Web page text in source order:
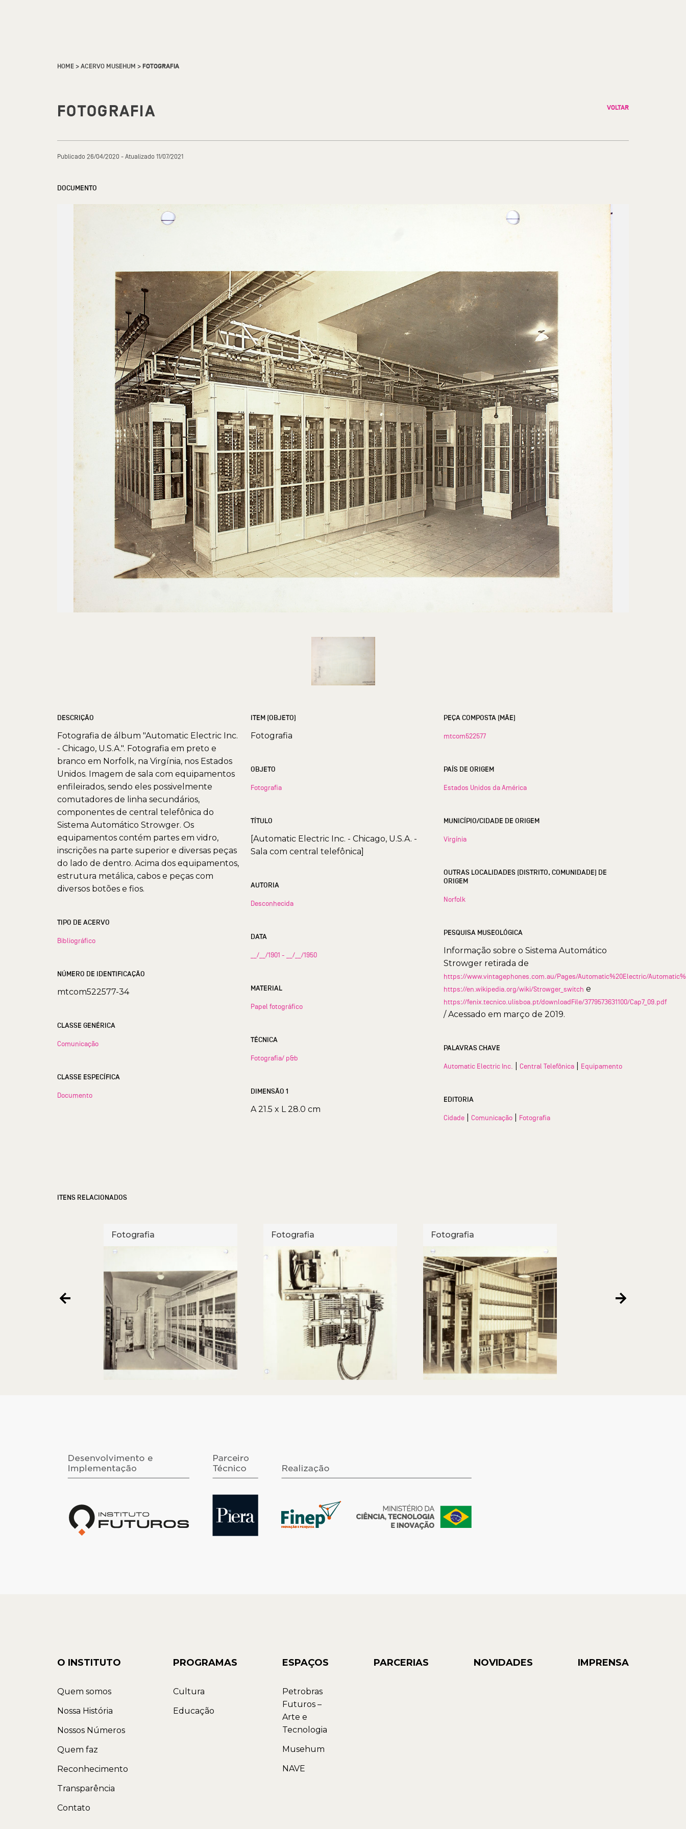
HOME>ACERVO MUSEHUM >FOTOGRAFIA
FOTOGRAFIA VOLTAR
Publicado 26/04/2020 - Atualizado 11/07/2021
DOCUMENTO
DESCRIÇÃO
Fotografia de álbum "Automatic Electric Inc.
- Chicago, U.S.A.". Fotografia em preto e
branco em Norfolk, na Virgínia, nos Estados
Unidos. Imagem de sala com equipamentos
enfileirados, sendo eles possivelmente
comutadores de linha secundários,
componentes de central telefônica do
Sistema Automático Strowger. Os
equipamentos contém partes em vidro,
inscrições na parte superior e diversas peças
do lado de dentro. Acima dos equipamentos,
estrutura metálica, cabos e peças com
diversos botões e fios.
TIPO DE ACERVO
Bibliográfico
NÚMERO DE IDENTIFICAÇÃO
mtcom522577-34
CLASSE GENÉRICA
Comunicação
CLASSE ESPECÍFICA
Documento
ITEM (OBJETO)
Fotografia
OBJETO
Fotografia
TÍTULO
[Automatic Electric Inc. - Chicago, U.S.A. -
Sala com central telefônica]
AUTORIA
Desconhecida
DATA
__/__/1901 - __/__/1950
MATERIAL
Papel fotográfico
TÉCNICA
Fotografia/ p&b
DIMENSÃO 1
A 21.5 x L 28.0 cm
PEÇA COMPOSTA (MÃE)
mtcom522577
PAÍS DE ORIGEM
Estados Unidos da América
MUNICÍPIO/CIDADE DE ORIGEM
Virgínia
OUTRAS LOCALIDADES (DISTRITO, COMUNIDADE) DE
ORIGEM
Norfolk
PESQUISA MUSEOLÓGICA
Informação sobre o Sistema Automático
Strowger retirada de
https://www.vintagephones.com.au/Pages/Automatic%20Electric/
https://en.wikipedia.org/wiki/Strowger_switch e
https://fenix.tecnico.ulisboa.pt/downloadFile/3779573631100/Cap7_09.pdf
/ Acessado em março de 2019.
PALAVRAS CHAVE
Automatic Electric Inc. |Central Telefônica Equipamento
EDITORIA
Cidade |Comunicação Fotografia
ITENS RELACIONADOS
Fotografia Fotografia Fotografia
O INSTITUTO
Quem somos
Nossa História
Nossos Números
Quem faz
Reconhecimento
Transparência
Contato
PROGRAMAS
Cultura
Educação
ESPAÇOS
Petrobras
Futuros –
Arte e
Tecnologia
Musehum
NAVE
PARCERIAS NOVIDADES IMPRENSA